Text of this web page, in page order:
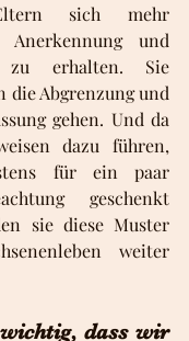
sich mehr
Anerkennung und
zu erhalten. Sie
die Abgrenzung und
gehen. Und da
dazu führen,
für ein paar
geschenkt
sie diese Muster
weiter
dass wir